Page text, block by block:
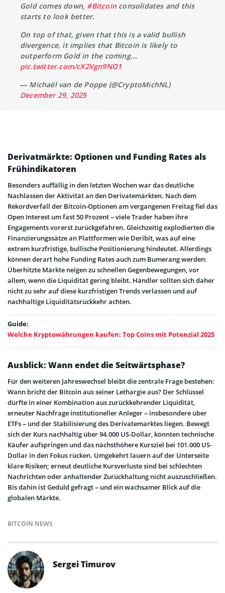
Gold comes down, #Bitcoin consolidates and this
starts to look better.
On top of that, given that this is a valid bullish
divergence, it implies that Bitcoin is likely to
outperform Gold in the coming…
pic.twitter.com/cX2Vgn9NO1
— Michaël van de Poppe (@CryptoMichNL)
December 29, 2025
Derivatmärkte: Optionen und Funding Rates als
Frühindikatoren
Besonders auffällig in den letzten Wochen war das deutliche
Nachlassen der Aktivität an den Derivatemärkten. Nach dem
Rekordverfall der Bitcoin-Optionen am vergangenen Freitag fiel das
Open Interest um fast 50 Prozent – viele Trader haben ihre
Engagements vorerst zurückgefahren. Gleichzeitig explodierten die
Finanzierungssätze an Plattformen wie Deribit, was auf eine
extrem kurzfristige, bullische Positionierung hindeutet. Allerdings
können derart hohe Funding Rates auch zum Bumerang werden:
Überhitzte Märkte neigen zu schnellen Gegenbewegungen, vor
allem, wenn die Liquidität gering bleibt. Händler sollten sich daher
nicht zu sehr auf diese kurzfristigen Trends verlassen und auf
nachhaltige Liquiditätsrückkehr achten.
Guide:
Welche Kryptowährungen kaufen: Top Coins mit Potenzial 2025
Ausblick: Wann endet die Seitwärtsphase?
Für den weiteren Jahreswechsel bleibt die zentrale Frage bestehen:
Wann bricht der Bitcoin aus seiner Lethargie aus? Der Schlüssel
dürfte in einer Kombination aus zurückkehrender Liquidität,
erneuter Nachfrage institutioneller Anleger – insbesondere über
ETFs – und der Stabilisierung des Derivatemarktes liegen. Bewegt
sich der Kurs nachhaltig über 94.000 US-Dollar, könnten technische
Käufer aufspringen und das nächsthöhere Kursziel bei 101.000 US-
Dollar in den Fokus rücken. Umgekehrt lauern auf der Unterseite
klare Risiken; erneut deutliche Kursverluste sind bei schlechten
Nachrichten oder anhaltender Zurückhaltung nicht auszuschließen.
Bis dahin ist Geduld gefragt – und ein wachsamer Blick auf die
globalen Märkte.
BITCOIN NEWS
Sergei Timurov